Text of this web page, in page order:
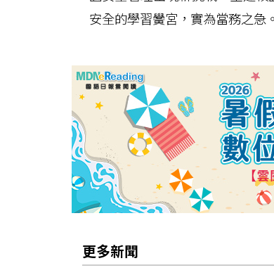
安全的學習黌宮，實為當務之急。
更多新聞